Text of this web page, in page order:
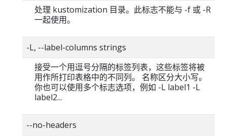
处理 kustomization 目录。此标志不能与 -f 或 -R
一起使用。
-L, --label-columns strings
接受一个用逗号分隔的标签列表，这些标签将被
用作所打印表格中的不同列。 名称区分大小写。
你也可以使用多个标志选项，例如 -L label1 -L
label2...
--no-headers